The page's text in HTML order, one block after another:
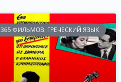
365 ФИЛЬМОВ: ГРЕЧЕСКИЙ ЯЗЫК